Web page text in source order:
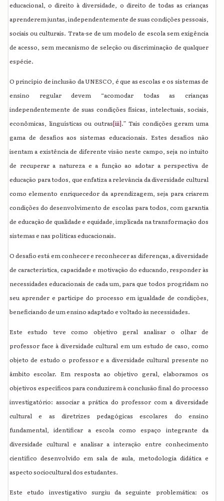
educacional, o direito à diversidade, o direito de todas as crianças
aprenderem juntas, independentemente de suas condições pessoais,
sociais ou culturais. Trata-se de um modelo de escola sem exigência
de acesso, sem mecanismo de seleção ou discriminação de qualquer
espécie.
O princípio de inclusão da UNESCO, é que as escolas e os sistemas de
ensino regular devem “acomodar todas as crianças
independentemente de suas condições físicas, intelectuais, sociais,
econômicas, linguísticas ou outras[iii].” Tais condições geram uma
gama de desafios aos sistemas educacionais. Estes desafios não
isentam a existência de diferente visão neste campo, seja no intuito
de recuperar a natureza e a função ao adotar a perspectiva de
educação para todos, que enfatiza a relevância da diversidade cultural
como elemento enriquecedor da aprendizagem, seja para criarem
condições do desenvolvimento de escolas para todos, com garantia
de educação de qualidade e equidade, implicada na transformação dos
sistemas e nas políticas educacionais.
O desafio está em conhecer e reconhecer as diferenças, a diversidade
de característica, capacidade e motivação do educando, responder às
necessidades educacionais de cada um, para que todos progridam no
seu aprender e participe do processo em igualdade de condições,
beneficiando de um ensino adaptado e voltado às necessidades.
Este estudo teve como objetivo geral analisar o olhar de
professor face à diversidade cultural em um estudo de caso, como
objeto de estudo o professor e a diversidade cultural presente no
âmbito escolar. Em resposta ao objetivo geral, elaboramos os
objetivos específicos para conduzirem à conclusão final do processo
investigatório: associar a prática do professor com a diversidade
cultural e as diretrizes pedagógicas escolares do ensino
fundamental, identificar a escola como espaço integrante da
diversidade cultural e analisar a interação entre conhecimento
científico desenvolvido em sala de aula, metodologia didática e
aspecto sociocultural dos estudantes.
Este etudo investigativo surgiu da seguinte problemática: os